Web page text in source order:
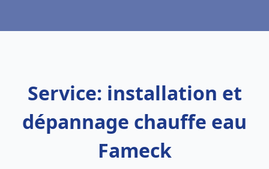
Service: installation et
dépannage chauffe eau
Fameck